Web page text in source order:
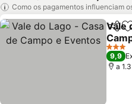
Como os pagamentos influenciam
Vale
Ver
3
9,9
a